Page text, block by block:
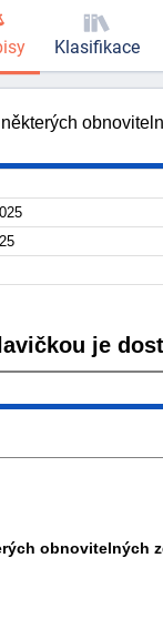
je
obnovitelných
Klasifikace